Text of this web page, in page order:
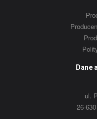
Dane
ul.
26-